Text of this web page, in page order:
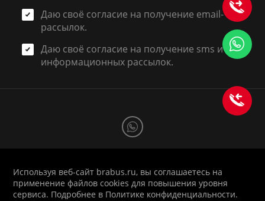
Даю своё согласие на получение email-
рассылок.
Даю своё согласие на получение sms и
информационных рассылок.
1998-2026 © BRABUS RUSSIA
Политика
| Оферта | Реквизиты |
Вход для
Используя веб-сайт brabus.ru, вы соглашаетесь на
применение файлов cookies для повышения уровня
сервиса. Подробнее в Политике конфиденциальности.